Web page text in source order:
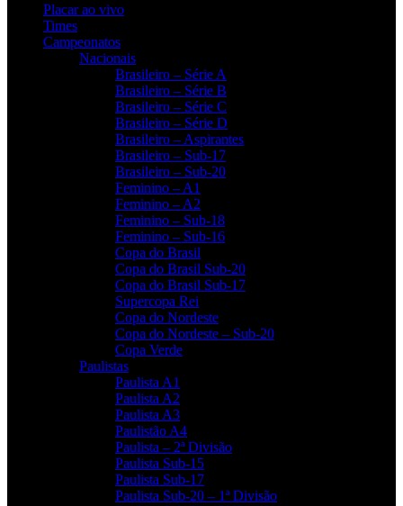
Placar ao vivo
Times
Campeonatos
Nacionais
Brasileiro – Série A
Brasileiro – Série B
Brasileiro – Série C
Brasileiro – Série D
Brasileiro – Aspirantes
Brasileiro – Sub-17
Brasileiro – Sub-20
Feminino – A1
Feminino – A2
Feminino – Sub-18
Feminino – Sub-16
Copa do Brasil
Copa do Brasil Sub-20
Copa do Brasil Sub-17
Supercopa Rei
Copa do Nordeste
Copa do Nordeste – Sub-20
Copa Verde
Paulistas
Paulista A1
Paulista A2
Paulista A3
Paulistão A4
Paulista – 2ª Divisão
Paulista Sub-15
Paulista Sub-17
Paulista Sub-20 – 1ª Divisão